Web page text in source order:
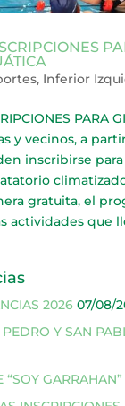
, Inferior
PARA
y vecinos, a
inscribirse
gratuita, el
actividades que
2026 07/08/
Y SAN
GARRAHAN”